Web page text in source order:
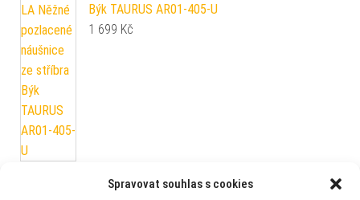
Spravovat souhlas s cookies
Býk TAURUS AR01-405-U
1 699 Kč
Rebel&Rose Perlový náramek Pearl Gem RR-